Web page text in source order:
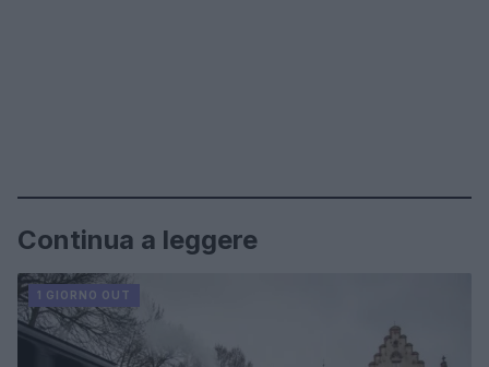
Continua a leggere
1 GIORNO OUT